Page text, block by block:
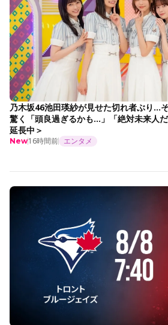
乃木坂46池田瑛紗が見せた切れ者ぶり…
驚く「頭良過ぎるかも…」「絶対未来人
延長中＞
New16時間前 エンタメ